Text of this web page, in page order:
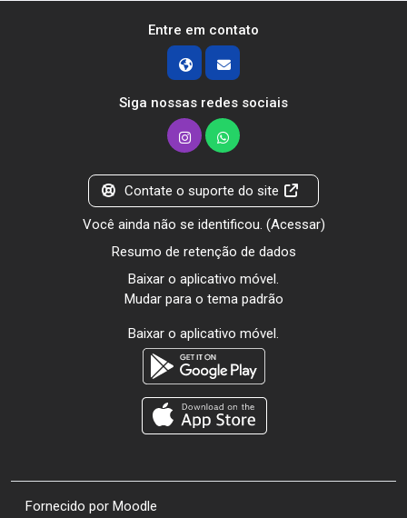
Entre em contato
Siga nossas redes sociais
Contate o suporte do site
Você ainda não se identificou. (Acessar)
Resumo de retenção de dados
Baixar o aplicativo móvel.
Mudar para o tema padrão
Baixar o aplicativo móvel.
Fornecido por Moodle